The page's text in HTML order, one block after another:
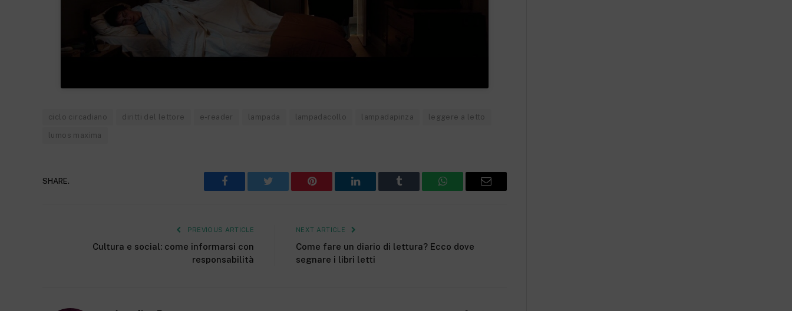
ciclo circadiano diritti del lettore e-reader lampada lampadacollo lampadapinza leggere a letto
lumos maxima
SHARE.
Facebook Twitter Pinterest LinkedIn Tumblr WhatsAppEmail
PREVIOUS ARTICLE
Cultura e social: come informarsi con
responsabilità
NEXT ARTICLE
Come fare un diario di lettura? Ecco dove
segnare i libri letti